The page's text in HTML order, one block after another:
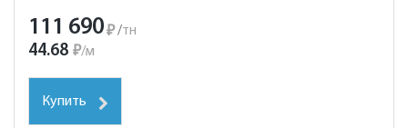
111 690₽ /тн
44.68 ₽/м
Купить